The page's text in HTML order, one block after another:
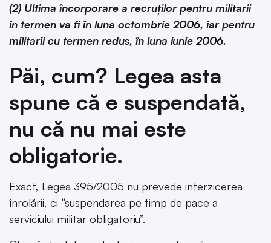
(2) Ultima încorporare a recruților pentru militarii
în termen va fi în luna octombrie 2006, iar pentru
militarii cu termen redus, în luna iunie 2006.
Păi, cum? Legea asta
spune că e suspendată,
nu că nu mai este
obligatorie.
Exact, Legea 395/2005 nu prevede interzicerea
înrolării, ci “suspendarea pe timp de pace a
serviciului militar obligatoriu”.